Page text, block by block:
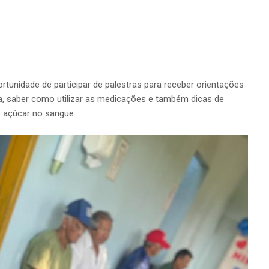
de participar de palestras para receber orientações
saber como utilizar as medicações e também dicas de
no sangue.